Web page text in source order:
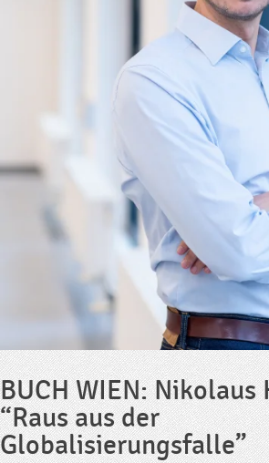
BUCH WIEN: Nikolaus
“Raus aus der
Globalisierungsfalle”